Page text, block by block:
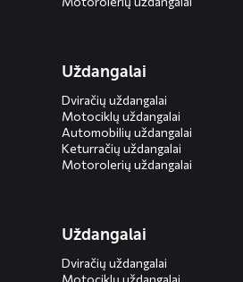
Uždangalai
Dviračių uždangalai
Motociklų uždangalai
Automobilių uždangalai
Keturračių uždangalai
Motorolerių uždangalai
Uždangalai
Dviračių uždangalai
Motociklų uždangalai